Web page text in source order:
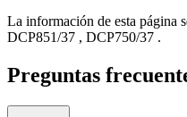
La información de esta página
DCP851/37 , DCP750/37 .
Preguntas